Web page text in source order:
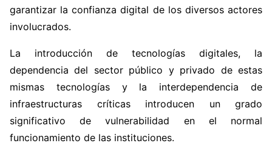
garantizar la confianza digital de los diversos actores
involucrados.
La introducción de tecnologías digitales, la
dependencia del sector público y privado de estas
mismas tecnologías y la interdependencia de
infraestructuras críticas introducen un grado
significativo de vulnerabilidad en el normal
funcionamiento de las instituciones.